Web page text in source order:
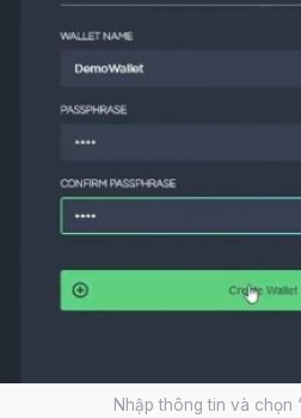
Nhập thông tin và chọn